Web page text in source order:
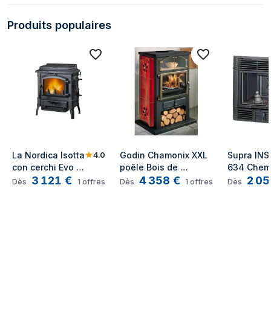
Produits populaires
La Nordica Isotta
con cerchi Evo
poêle Pose libre
4.0
Dès 3 121 € 1 offres
Godin Chamonix XXL
poêle Bois de
chauffage Bordeaux
Dès 4 358 € 1 offres
Supra
634
Dès 2